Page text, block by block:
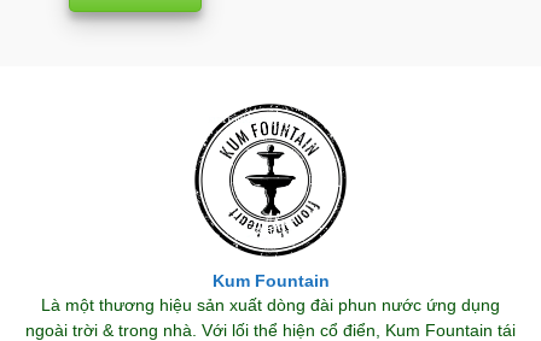
Kum Fountain
Là một thương hiệu sản xuất dòng đài phun nước ứng dụng
ngoài trời & trong nhà. Với lối thể hiện cổ điển, Kum Fountain tái